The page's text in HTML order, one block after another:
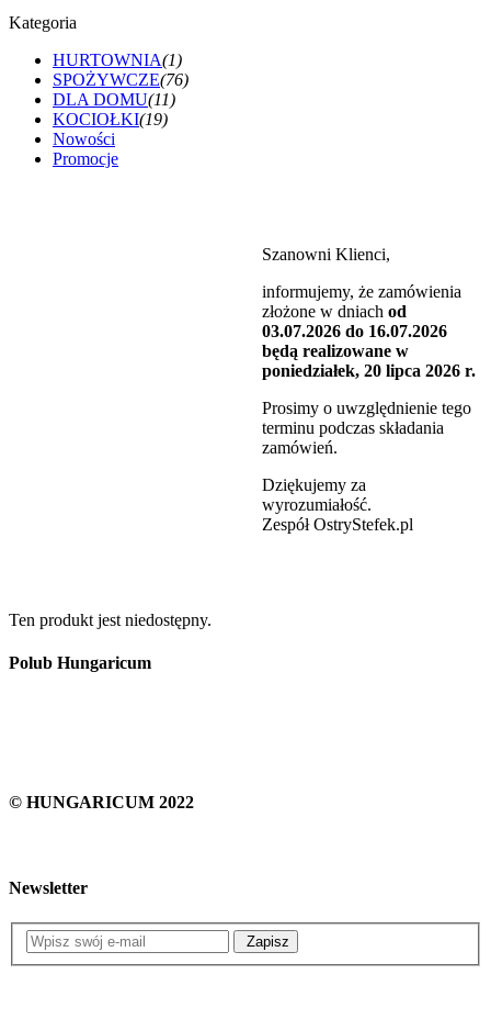
Kategoria
HURTOWNIA(1)
SPOŻYWCZE(76)
DLA DOMU(11)
KOCIOŁKI(19)
Nowości
Promocje
Szanowni Klienci,
informujemy, że zamówienia
złożone w dniach od
03.07.2026 do 16.07.2026
będą realizowane w
poniedziałek, 20 lipca 2026 r.
Prosimy o uwzględnienie tego
terminu podczas składania
zamówień.
Dziękujemy za
wyrozumiałość.
Zespół OstryStefek.pl
Ten produkt jest niedostępny.
Polub Hungaricum
© HUNGARICUM 2022
Newsletter
Zapisz